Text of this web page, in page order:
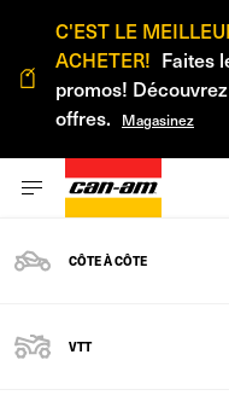
C'EST LE
ACHETER! Faites
promos!
offres.
Magasinez
CÔTE À CÔTE
VTT
PROPRIÉTAIRES
VTT